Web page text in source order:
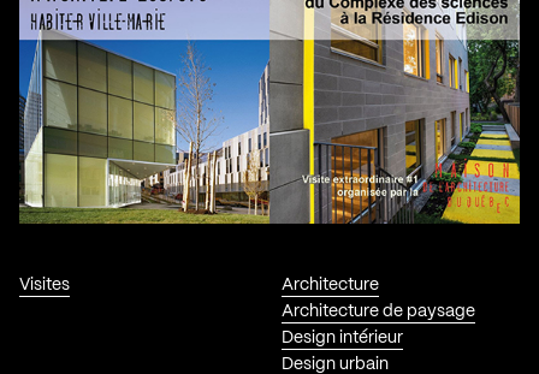
Visites
Architecture
Architecture de paysage
Design intérieur
Design urbain